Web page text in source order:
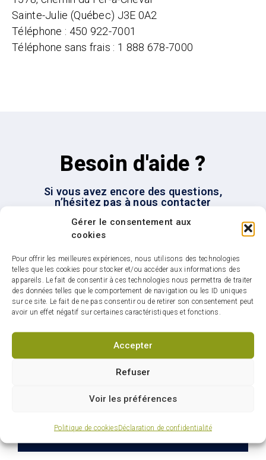
Gérer le consentement aux
cookies
Pour offrir les meilleures expériences, nous utilisons des technologies
telles que les cookies pour stocker et/ou accéder aux informations des
appareils. Le fait de consentir à ces technologies nous permettra de traiter
des données telles que le comportement de navigation ou les ID uniques
sur ce site. Le fait de ne pas consentir ou de retirer son consentement peut
avoir un effet négatif sur certaines caractéristiques et fonctions.
Accepter
Refuser
Voir les préférences
Politique de cookiesDéclaration de confidentialité
Sainte-Julie (Québec) J3E 0A2
Téléphone : 450 922-7001
Téléphone sans frais : 1 888 678-7000
Besoin d'aide ?
Si vous avez encore des questions,
n’hésitez pas à nous contacter
Nous joindre
Infolettre : restez
connectés sur votre ville